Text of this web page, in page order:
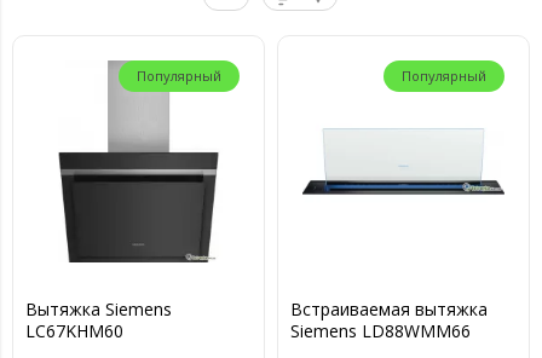
Популярный
Вытяжка Siemens
LC67KHM60
Популярный
Встраиваемая вытяжка
Siemens LD88WMM66